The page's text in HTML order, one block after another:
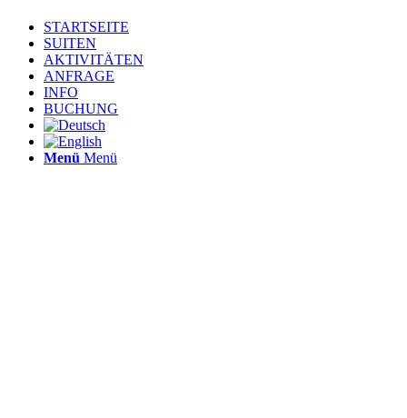
STARTSEITE
SUITEN
AKTIVITÄTEN
ANFRAGE
INFO
BUCHUNG
Menü Menü